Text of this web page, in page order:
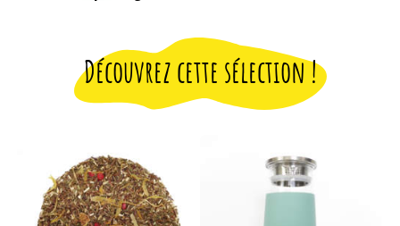
Découvrez cette sélection !